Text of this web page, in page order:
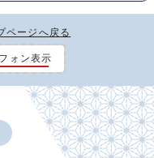
ページへ戻る
ォン表示